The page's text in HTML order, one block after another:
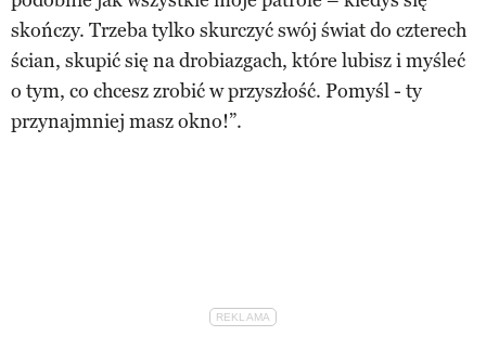
skończy. Trzeba tylko skurczyć swój świat do czterech
ścian, skupić się na drobiazgach, które lubisz i myśleć
o tym, co chcesz zrobić w przyszłość. Pomyśl - ty
przynajmniej masz okno!”.